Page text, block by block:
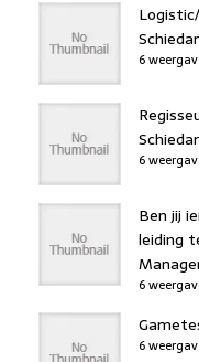
6
6
Ben jij
leiding
6
6